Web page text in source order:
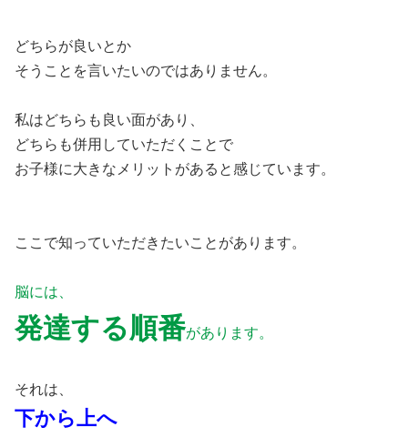
どちらが良いとか
そうことを言いたいのではありません。
私はどちらも良い面があり、
どちらも併用していただくことで
お子様に大きなメリットがあると感じています。
ここで知っていただきたいことがあります。
脳には、
発達する順番があります。
それは、
下から上へ